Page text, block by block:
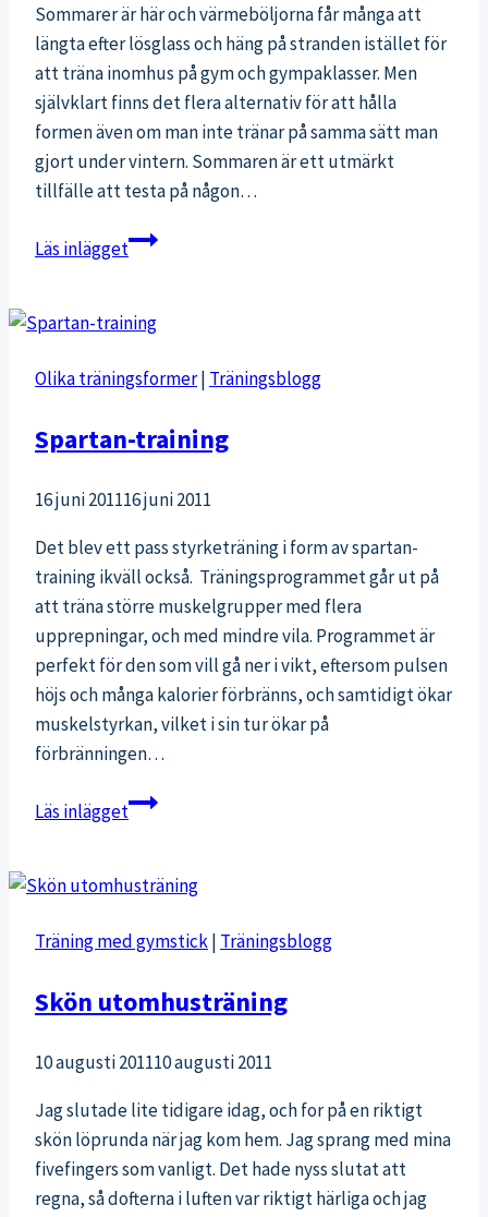
Sommarer är här och värmeböljorna får många att
längta efter lösglass och häng på stranden istället för
att träna inomhus på gym och gympaklasser. Men
självklart finns det flera alternativ för att hålla
formen även om man inte tränar på samma sätt man
gjort under vintern. Sommaren är ett utmärkt
tillfälle att testa på någon…
Läs inläggetTräning
Olika träningsformer| Träningsblogg
Spartan-training
16 juni 201116 juni 2011
Det blev ett pass styrketräning i form av spartan-
training ikväll också. Träningsprogrammet går ut på
att träna större muskelgrupper med flera
upprepningar, och med mindre vila. Programmet är
perfekt för den som vill gå ner i vikt, eftersom pulsen
höjs och många kalorier förbränns, och samtidigt ökar
muskelstyrkan, vilket i sin tur ökar på
förbränningen…
Läs inläggetSpartan-
Träning med gymstick| Träningsblogg
Skön utomhusträning
10 augusti 201110 augusti 2011
Jag slutade lite tidigare idag, och for på en riktigt
skön löprunda när jag kom hem. Jag sprang med mina
fivefingers som vanligt. Det hade nyss slutat att
regna, så dofterna i luften var riktigt härliga och jag